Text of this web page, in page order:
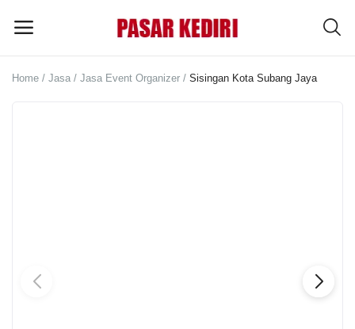
Wishlist
Home Jasa Jasa Event Organizer Sisingan Kota Subang Jaya